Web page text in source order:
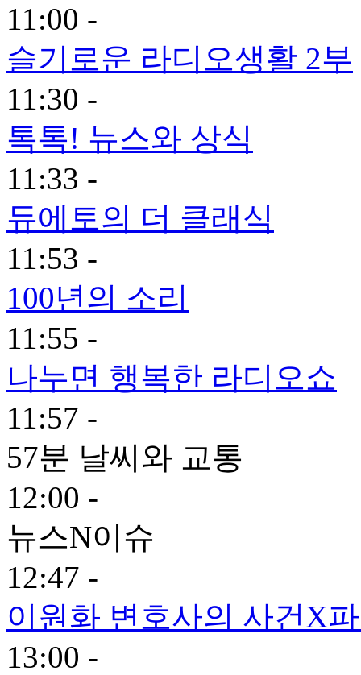
11:00 -
슬기로운 라디오생활 2부
11:30 -
톡톡! 뉴스와 상식
11:33 -
듀에토의 더 클래식
11:53 -
100년의 소리
11:55 -
나누면 행복한 라디오쇼
11:57 -
57분 날씨와 교통
12:00 -
뉴스N이슈
12:47 -
이원화 변호사의 사건X
13:00 -